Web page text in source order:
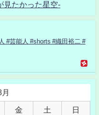
見たかった星空-
#芸能人 #shorts #織田裕二 #
金 土 日